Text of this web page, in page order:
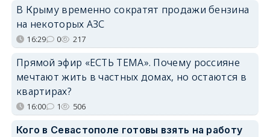
В Крыму временно сократят продажи бензина
на некоторых АЗС
16:29 0 217
Прямой эфир «ЕСТЬ ТЕМА». Почему россияне
мечтают жить в частных домах, но остаются в
квартирах?
16:00 1 506
Кого в Севастополе готовы взять на работу